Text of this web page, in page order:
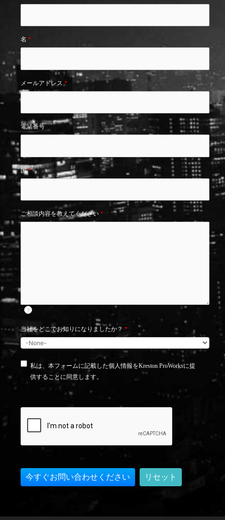
名 *
メールアドレス*
電話番号
国*
ご相談内容を教えてください *
?
当社をどこでお知りになりましたか？ *
私は、本フォームに記載した個人情報をKreston ProWorksに提
供することに同意します。